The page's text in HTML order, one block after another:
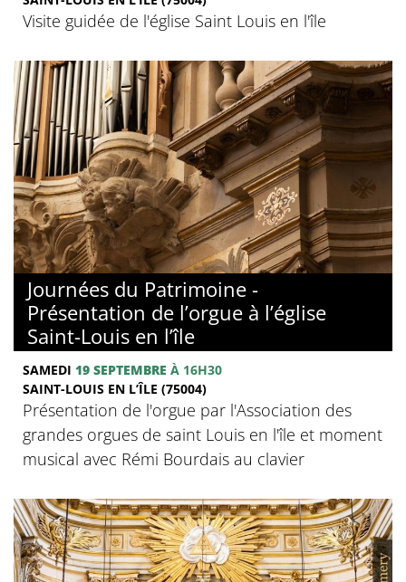
Visite guidée de l'église Saint Louis en l'île
Journées du Patrimoine -
Présentation de l’orgue à l’église
Saint-Louis en l’île
SAMEDI 19 SEPTEMBRE À 16H30
SAINT-LOUIS EN L’ÎLE (75004)
Présentation de l'orgue par l'Association des
grandes orgues de saint Louis en l'île et moment
musical avec Rémi Bourdais au clavier